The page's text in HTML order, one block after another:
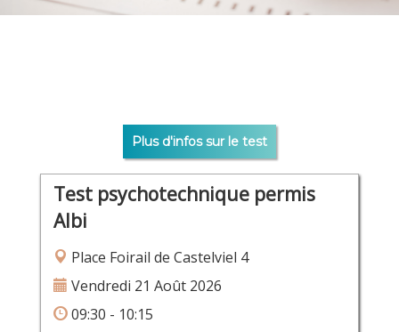
Plus d'infos sur le test
Test psychotechnique permis
Albi
Place Foirail de Castelviel 4
Vendredi 21 Août 2026
09:30 - 10:15